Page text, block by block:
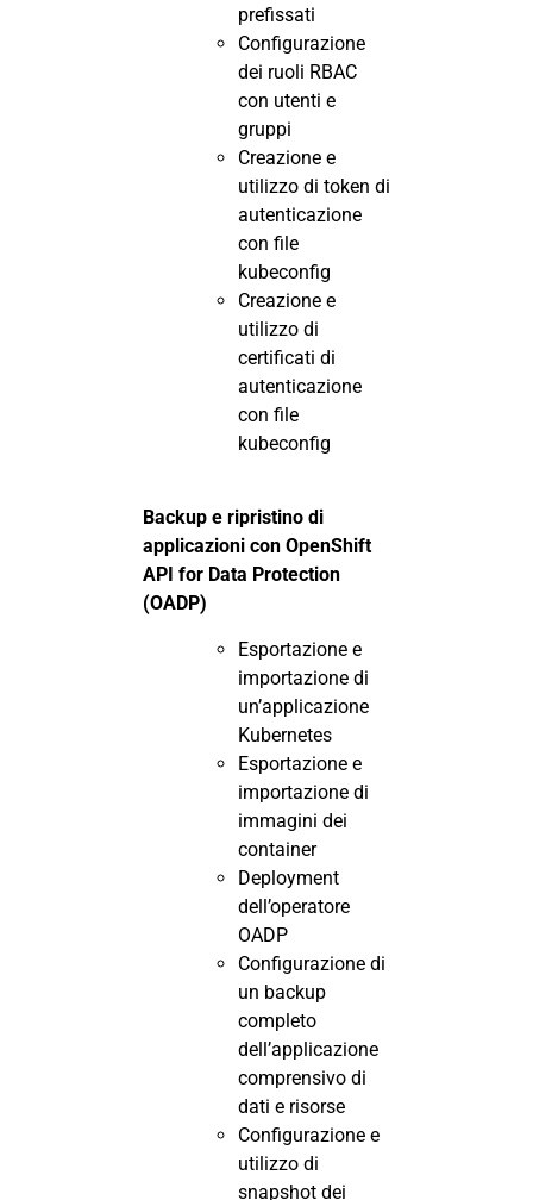
prefissati
Configurazione
dei ruoli RBAC
con utenti e
gruppi
Creazione e
utilizzo di token di
autenticazione
con file
kubeconfig
Creazione e
utilizzo di
certificati di
autenticazione
con file
kubeconfig
Backup e ripristino di
applicazioni con OpenShift
API for Data Protection
(OADP)
Esportazione e
importazione di
un’applicazione
Kubernetes
Esportazione e
importazione di
immagini dei
container
Deployment
dell’operatore
OADP
Configurazione di
un backup
completo
dell’applicazione
comprensivo di
dati e risorse
Configurazione e
utilizzo di
snapshot dei